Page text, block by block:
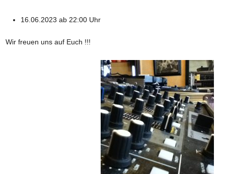
16.06.2023 ab 22:00 Uhr
Wir freuen uns auf Euch !!!